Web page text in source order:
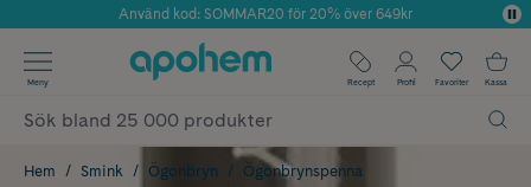
Årets Butik 2025 inom Skönhet
Använd kod: SOMMAR20 för 20% över 649kr
✓ Fri frakt
✓ Poäng på alla köp*
Meny Recept Profil Favoriter Kassa
Hem Smink Ögonbryn Ögonbrynspenna